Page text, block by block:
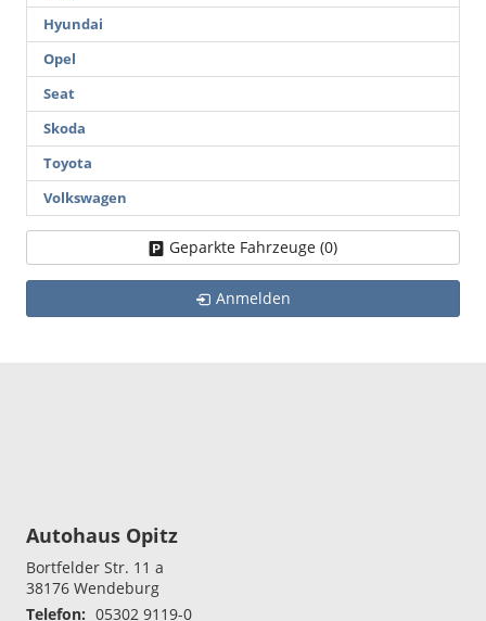
Hyundai
Opel
Seat
Skoda
Toyota
Volkswagen
Geparkte Fahrzeuge (0)
Anmelden
Autohaus Opitz
Bortfelder Str. 11 a
38176 Wendeburg
Telefon: 05302 9119-0